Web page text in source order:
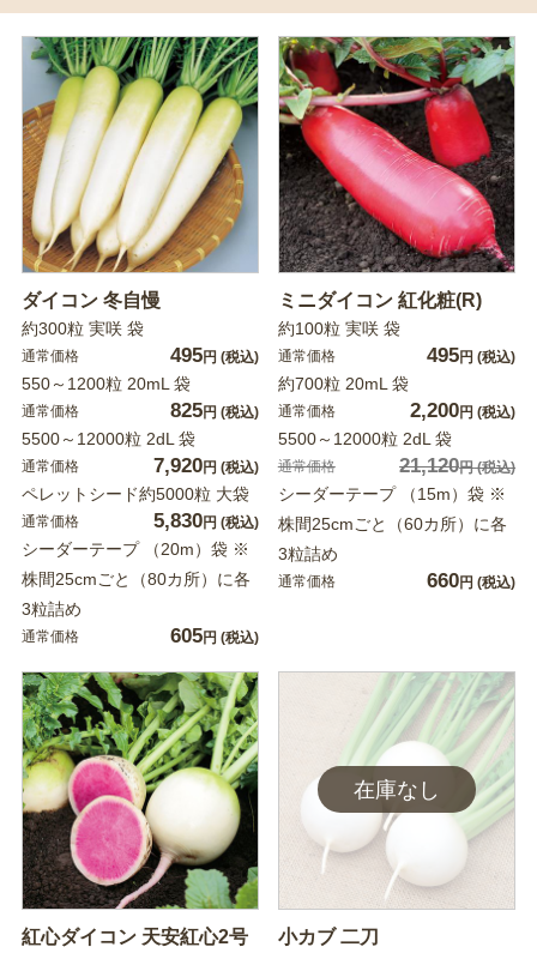
ダイコン 冬自慢
約300粒 実咲 袋
通常価格 495円 (税込)
550～1200粒 20mL 袋
通常価格 825円 (税込)
5500～12000粒 2dL 袋
通常価格 7,920円 (税込)
ペレットシード約5000粒 大袋
通常価格 5,830円 (税込)
シーダーテープ （20m）袋 ※
株間25cmごと（80カ所）に各
3粒詰め
通常価格 605円 (税込)
ミニダイコン 紅化粧(R)
約100粒 実咲 袋
通常価格 495円 (税込)
約700粒 20mL 袋
通常価格 2,200円 (税込)
5500～12000粒 2dL 袋
通常価格 21,120円(税込)
シーダーテープ （15m）袋 ※
株間25cmごと（60カ所）に各
3粒詰め
通常価格 660円 (税込)
紅心ダイコン 天安紅心2号 小カブ 二刀